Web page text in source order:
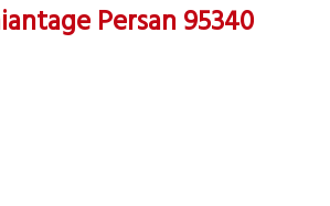
Persan 95340